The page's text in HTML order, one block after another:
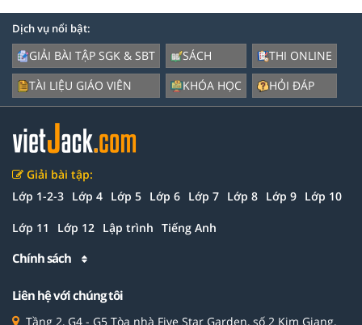
Dịch vụ nổi bật:
GIẢI BÀI TẬP SGK & SBT
TÀI LIỆU GIÁO VIÊN
SÁCH
KHÓA HỌC
THI ONLINE
HỎI ĐÁP
Giải bài tập:
Lớp 1-2-3 Lớp 4 Lớp 5 Lớp 6 Lớp 7 Lớp 8 Lớp 9 Lớp 10
Lớp 11 Lớp 12 Lập trình Tiếng Anh
Chính sách
Liên hệ với chúng tôi
Tầng 2, G4 - G5 Tòa nhà Five Star Garden, số 2 Kim Giang,